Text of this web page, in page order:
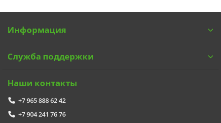
Информация
Служба поддержки
Наши контакты
+7 965 888 62 42
+7 904 241 76 76